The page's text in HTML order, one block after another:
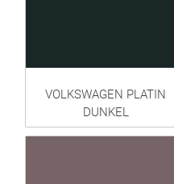
VOLKSWAGEN PLATIN
DUNKEL